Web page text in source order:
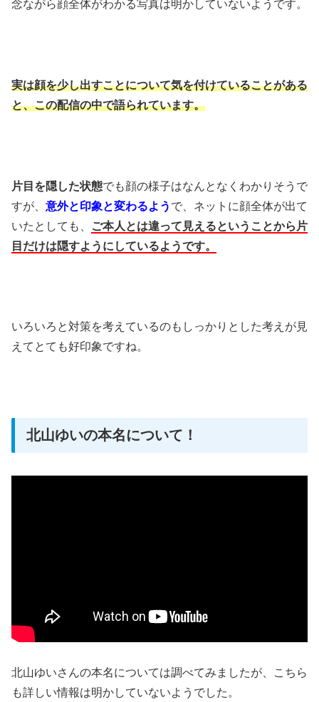
念ながら顔全体がわかる写真は明かしていないようです。
実は顔を少し出すことについて気を付けていることがある
と、この配信の中で語られています。
片目を隠した状態でも顔の様子はなんとなくわかりそうで
すが、 意外と印象と変わるよう で、ネットに顔全体が出て
いたとしても、
ご本人とは違って見えるということから片
目だけは隠すようにしているようです。
いろいろと対策を考えているのもしっかりとした考えが見
えてとても好印象ですね。
北山ゆいの本名について！
北山ゆいさんの本名については調べてみましたが、こちら
も詳しい情報は明かしていないようでした。